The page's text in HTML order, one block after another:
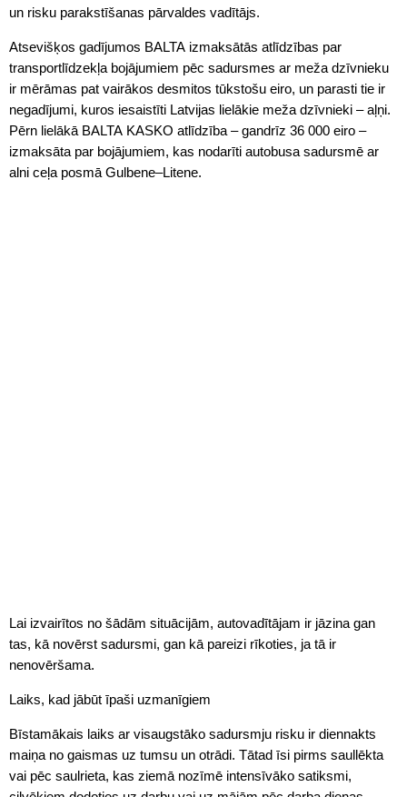
un risku parakstīšanas pārvaldes vadītājs.
Atsevišķos gadījumos BALTA izmaksātās atlīdzības par
transportlīdzekļa bojājumiem pēc sadursmes ar meža dzīvnieku
ir mērāmas pat vairākos desmitos tūkstošu eiro, un parasti tie ir
negadījumi, kuros iesaistīti Latvijas lielākie meža dzīvnieki – aļņi.
Pērn lielākā BALTA KASKO atlīdzība – gandrīz 36 000 eiro –
izmaksāta par bojājumiem, kas nodarīti autobusa sadursmē ar
alni ceļa posmā Gulbene–Litene.
Lai izvairītos no šādām situācijām, autovadītājam ir jāzina gan
tas, kā novērst sadursmi, gan kā pareizi rīkoties, ja tā ir
nenovēršama.
Laiks, kad jābūt īpaši uzmanīgiem
Bīstamākais laiks ar visaugstāko sadursmju risku ir diennakts
maiņa no gaismas uz tumsu un otrādi. Tātad īsi pirms saullēkta
vai pēc saulrieta, kas ziemā nozīmē intensīvāko satiksmi,